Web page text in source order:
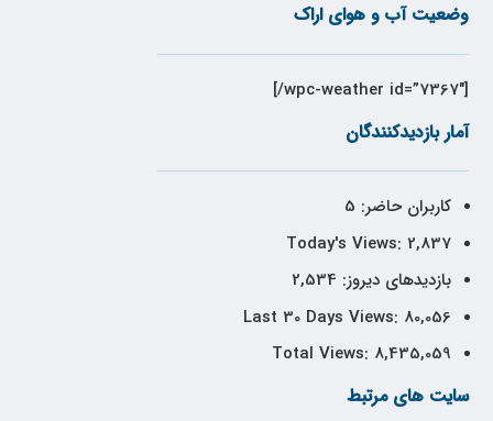
وضعیت آب و هوای اراک
[wpc-weather id=”7367″/]
آمار بازدیدکنندگان
کاربران حاضر: 5
Today's Views: 2,837
بازدیدهای دیروز: 2,534
Last 30 Days Views: 80,056
Total Views: 8,435,059
سایت های مرتبط